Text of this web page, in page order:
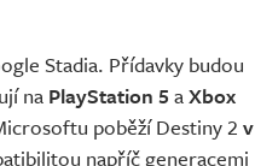
Stadia. Přídavky budou
na PlayStation 5 aXbox
poběží Destiny 2 v
napříč generacemi